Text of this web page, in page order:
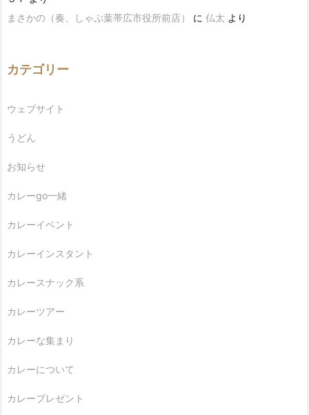
まさかの（奏、しゃぶ葉帯広市役所前店）
に 仏太 より
カテゴリー
ウェブサイト
うどん
お知らせ
カレーgo一緒
カレーイベント
カレーインスタント
カレースナック系
カレーツアー
カレーな集まり
カレーについて
カレープレゼント